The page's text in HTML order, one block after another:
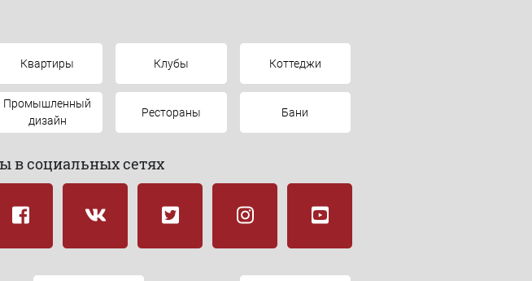
Квартиры Клубы Коттеджи
Промышленный
дизайн
Рестораны Бани
в социальных сетях